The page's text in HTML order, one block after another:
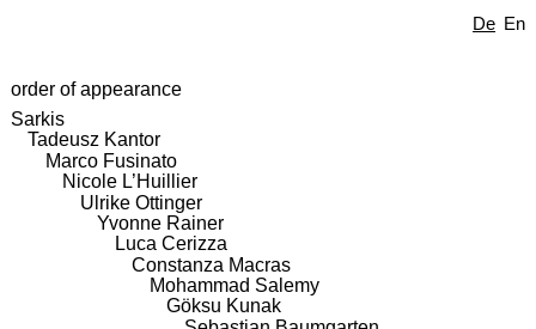
De En
order of appearance
Sarkis
Tadeusz Kantor
Marco Fusinato
Nicole L’Huillier
Ulrike Ottinger
Yvonne Rainer
Luca Cerizza
Constanza Macras
Mohammad Salemy
Göksu Kunak